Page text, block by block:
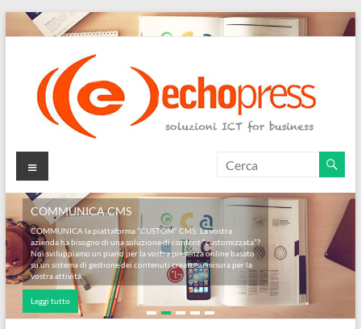
Salta
al
Echopress
s.r.l.
–
soluzioni
ICT
for
Menu
COMMUNICA CMS
COMMUNICA la piattaforma “CUSTOM” CMS: La vostra
azienda ha bisogno di una soluzione di content “customizzata”?
Noi sviluppiamo un piano per la vostra presenza online basato
su un sistema di gestione dei contenuti creato su misura per la
vostra attivitá.
Leggi tutto